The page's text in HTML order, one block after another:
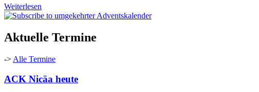
Weiterlesen
Aktuelle Termine
-> Alle Termine
ACK Nicäa heute